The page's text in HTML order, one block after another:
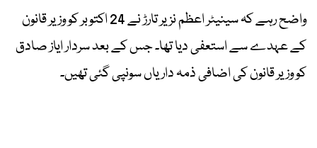
واضح رہے کہ سینیٹر اعظم نزیر تارڑ نے 24 اکتوبر کو وزیر قانون
کے عہدے سے استعفی دیا تھا۔ جس کے بعد سردار ایاز صادق
کو وزیر قانون کی اضافی ذمہ داریاں سونپی گئی تھیں۔